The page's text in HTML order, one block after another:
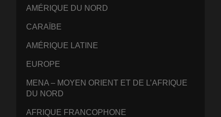
AMÉRIQUE DU NORD
CARAÏBE
AMÉRIQUE LATINE
EUROPE
MENA – MOYEN ORIENT ET DE L’AFRIQUE
DU NORD
AFRIQUE FRANCOPHONE